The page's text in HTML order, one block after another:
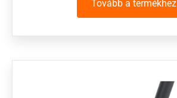
Tovább a termékhez